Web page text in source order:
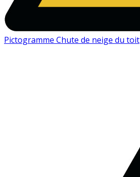
Pictogramme Chute de neige du toit